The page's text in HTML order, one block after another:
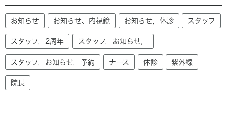
お知らせ お知らせ、内視鏡 お知らせ，休診 スタッフ
スタッフ，2周年 スタッフ，お知らせ，
スタッフ，お知らせ，予約 ナース 休診 紫外線
院長